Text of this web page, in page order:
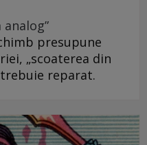
presupune
„scoaterea din
reparat.